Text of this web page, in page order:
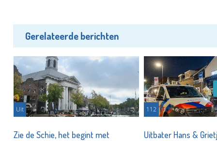
Gerelateerde berichten
Uit
Zie de Schie, het begint met
112
Uitbater Hans &